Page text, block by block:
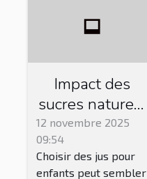
Impact des
sucres naturels
vs. ajoutés
dans les jus
pour enfants
12 novembre 2025
09:54
Choisir des jus pour
enfants peut sembler